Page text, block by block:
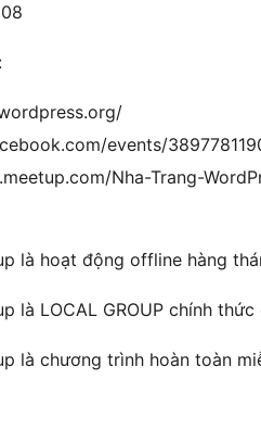
events/
Nha-Trang-
là hoạt động offline hàng
là LOCAL GROUP chính
là chương trình hoàn toàn